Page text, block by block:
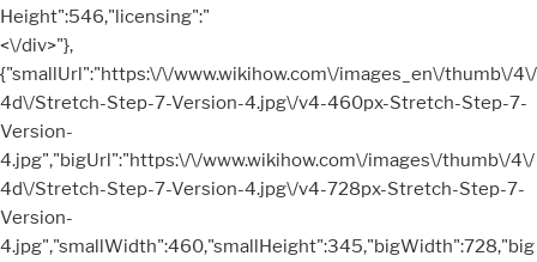
Height":546,"licensing":"
<\/div>"},
{"smallUrl":"https:\/\/www.wikihow.com\/images_en\/thumb\/4\/
4d\/Stretch-Step-7-Version-4.jpg\/v4-460px-Stretch-Step-7-
Version-
4.jpg","bigUrl":"https:\/\/www.wikihow.com\/images\/thumb\/4\/
4d\/Stretch-Step-7-Version-4.jpg\/v4-728px-Stretch-Step-7-
Version-
4.jpg","smallWidth":460,"smallHeight":345,"bigWidth":728,"big